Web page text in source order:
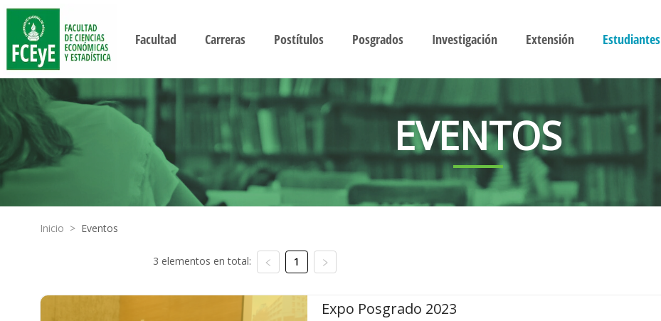
Facultad Carreras Postítulos Posgrados Investigación Extensión Estudiantes
EVENTOS
Inicio > Eventos
3 elementos en total: 1
Expo Posgrado 2023